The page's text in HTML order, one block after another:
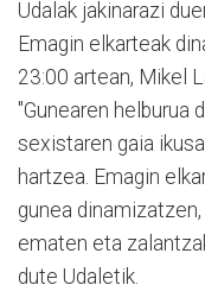
Udalak jakinarazi
Emagin elkarteak
23:00 artean, Mikel
"Gunearen helburua
sexistaren gaia
hartzea. Emagin
gunea
ematen eta
dute Udaletik.